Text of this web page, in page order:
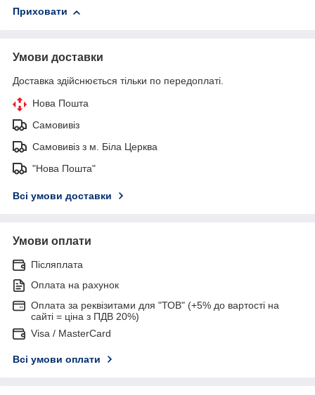
Приховати
Умови доставки
Доставка здійснюється тільки по передоплаті.
Нова Пошта
Самовивіз
Самовивіз з м. Біла Церква
"Нова Пошта"
Всі умови доставки
Умови оплати
Післяплата
Оплата на рахунок
Оплата за реквізитами для "ТОВ" (+5% до вартості на
сайті = ціна з ПДВ 20%)
Visa / MasterCard
Всі умови оплати